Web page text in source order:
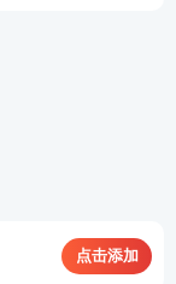
业登记或未任
点击添加